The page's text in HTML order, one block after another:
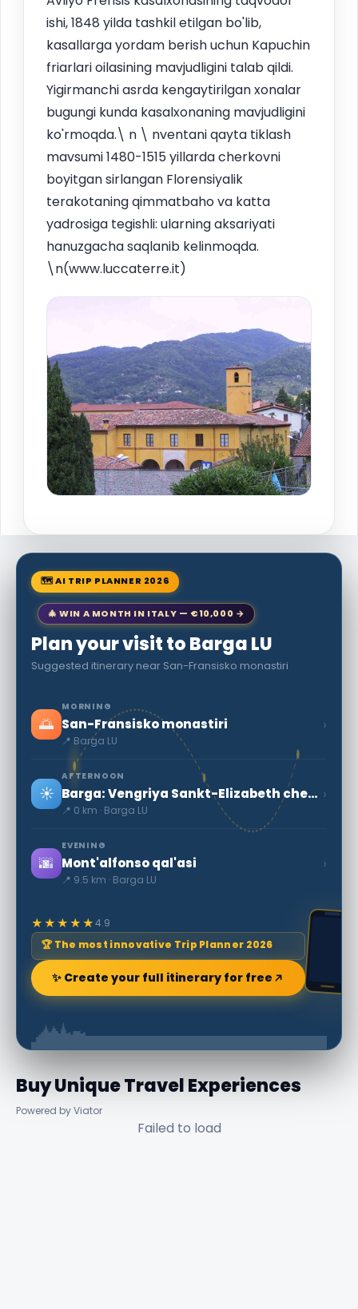
ishi, 1848 yilda tashkil etilgan bo'lib,
kasallarga yordam berish uchun Kapuchin
friarlari oilasining mavjudligini talab qildi.
Yigirmanchi asrda kengaytirilgan xonalar
bugungi kunda kasalxonaning mavjudligini
ko'rmoqda.\ n \ nventani qayta tiklash
mavsumi 1480-1515 yillarda cherkovni
boyitgan sirlangan Florensiyalik
terakotaning qimmatbaho va katta
yadrosiga tegishli: ularning aksariyati
hanuzgacha saqlanib kelinmoqda.
\n(www.luccaterre.it)
🗺 AI TRIP PLANNER 2026
🎄 WIN A MONTH IN ITALY — €10,000 →
Plan your visit to Barga LU
Suggested itinerary near San-Fransisko monastiri
🌅
MORNING
San-Fransisko monastiri
📍 Barga LU
›
☀️
AFTERNOON
Barga: Vengriya Sankt-Elizabeth cherkovi
📍 0 km · Barga LU
›
🌆
EVENING
Mont'alfonso qal'asi
📍 9.5 km · Barga LU
›
★★★★★4.9
🏆 The most innovative Trip Planner 2026
✨ Create your full itinerary for free
Buy Unique Travel Experiences
Powered by Viator
Failed to load